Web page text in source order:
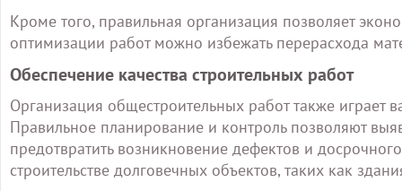
Кроме того, правильная организация позволяет
оптимизации работ можно избежать перерасхода
Обеспечение качества строительных работ
Организация общестроительных работ также играет
Правильное планирование и контроль позволяют
предотвратить возникновение дефектов и
строительстве долговечных объектов, таких как